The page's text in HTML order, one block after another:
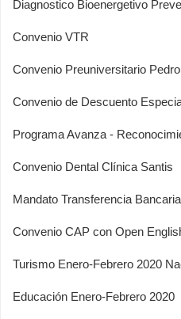
Diagnostico Bioenergetivo
Convenio VTR
Convenio Preuniversitario
Convenio de Descuento
Programa Avanza -
Convenio Dental Clínica Santis
Mandato Transferencia
Convenio CAP con Open
Turismo Enero-Febrero 2020
Educación Enero-Febrero 2020